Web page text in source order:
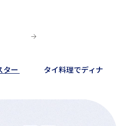
ター
タイ料理でディナ